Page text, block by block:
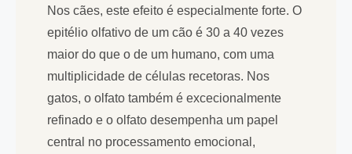
Nos cães, este efeito é especialmente forte. O
epitélio olfativo de um cão é 30 a 40 vezes
maior do que o de um humano, com uma
multiplicidade de células recetoras. Nos
gatos, o olfato também é excecionalmente
refinado e o olfato desempenha um papel
central no processamento emocional,